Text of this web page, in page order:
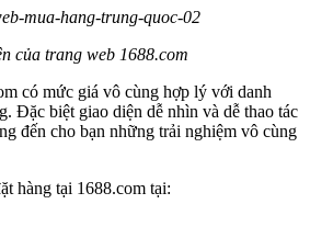
của trang web 1688.com
có mức giá vô cùng hợp lý với danh
Đặc biệt giao diện dễ nhìn và dễ thao tác
đến cho bạn những trải nghiệm vô cùng
hàng tại 1688.com tại: